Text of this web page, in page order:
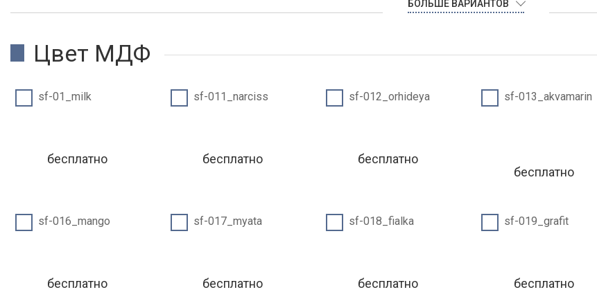
БОЛЬШЕ ВАРИАНТОВ
Цвет МДФ
sf-01_milk
бесплатно
sf-011_narciss
бесплатно
sf-012_orhideya
бесплатно
sf-013_akvamarin
бесплатно
sf-016_mango
бесплатно
sf-017_myata
бесплатно
sf-018_fialka
бесплатно
sf-019_grafit
бесплатно